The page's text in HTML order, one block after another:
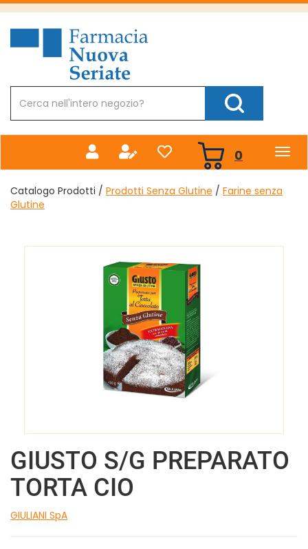
Passa
principale
Farmacia
Nuova
Prodotto
Cerca Prodotto
0 prodotti
inseriti
Catalogo Prodotti / Prodotti Senza Glutine / Farine senza
Glutine
GIUSTO S/G PREPARATO
TORTA CIO
GIULIANI SpA